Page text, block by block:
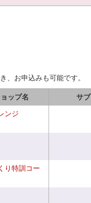
、お申込みも可能です。
ップ名 サ
ンジ
り特訓コー